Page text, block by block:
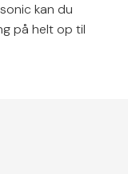
kan du
på helt op til